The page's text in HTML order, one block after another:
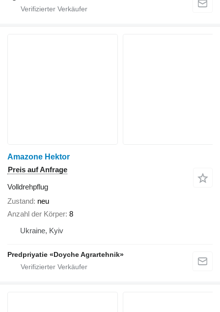
Amazone Hektor
Preis auf Anfrage
Volldrehpflug
Zustand neu
Anzahl der Körper 8
Ukraine, Kyiv
Predpriyatie «Doyche Agrartehnik»